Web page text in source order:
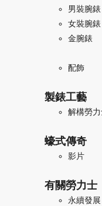
男裝腕錶
女裝腕錶
金腕錶
配飾
製錶工藝
解構勞
蠔式傳奇
影片
有關勞力士
永續發展